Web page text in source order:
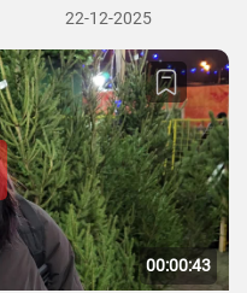
22-12-2025
00:00:43